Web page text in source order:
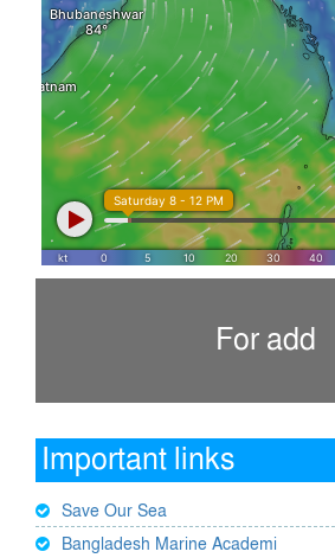
For add
Important links
Save Our Sea
Bangladesh Marine Academi